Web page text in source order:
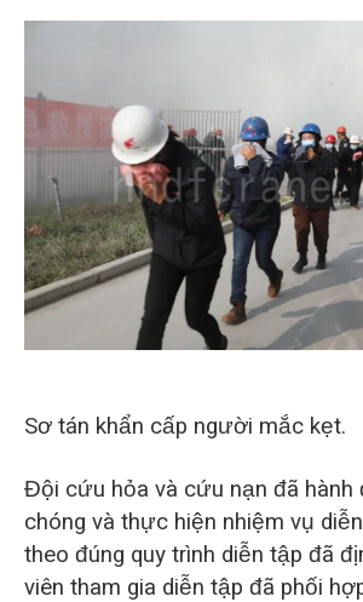
Sơ tán khẩn cấp người mắc kẹt.
Đội cứu hỏa và cứu nạn đã hành
chóng và thực hiện nhiệm vụ
theo đúng quy trình diễn tập đã
viên tham gia diễn tập đã phối